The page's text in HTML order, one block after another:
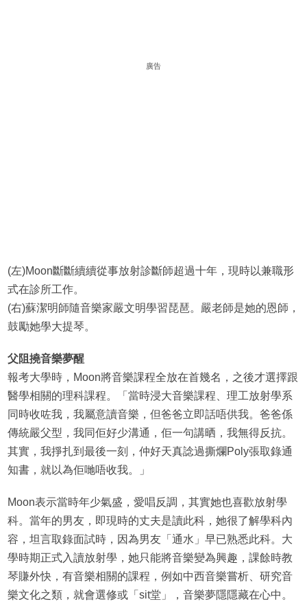
廣告
(左)Moon斷斷續續從事放射診斷師超過十年，現時以兼職形
式在診所工作。
(右)蘇潔明師隨音樂家嚴文明學習琵琶。嚴老師是她的恩師，
鼓勵她學大提琴。
父阻撓音樂夢醒
報考大學時，Moon將音樂課程全放在首幾名，之後才選擇跟
醫學相關的理科課程。「當時浸大音樂課程、理工放射學系
同時收咗我，我屬意讀音樂，但爸爸立即話唔供我。爸爸係
傳統嚴父型，我同佢好少溝通，佢一句講晒，我無得反抗。
其實，我掙扎到最後一刻，仲好天真諗過撕爛Poly張取錄通
知書，就以為佢哋唔收我。」
Moon表示當時年少氣盛，愛唱反調，其實她也喜歡放射學
科。當年的男友，即現時的丈夫是讀此科，她很了解學科內
容，坦言取錄面試時，因為男友「通水」早已熟悉此科。大
學時期正式入讀放射學，她只能將音樂變為興趣，課餘時教
琴賺外快，有音樂相關的課程，例如中西音樂嘗析、研究音
樂文化之類，就會選修或「sit堂」，音樂夢隱隱藏在心中。